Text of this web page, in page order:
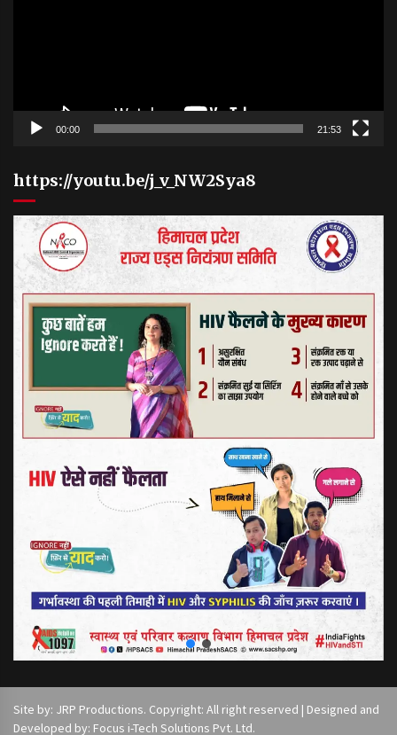
00:00 21:53
https://youtu.be/j_v_NW2Sya8
Site by: JRP Productions. Copyright: All right reserved | Designed and
Developed by: Focus i-Tech Solutions Pvt. Ltd.